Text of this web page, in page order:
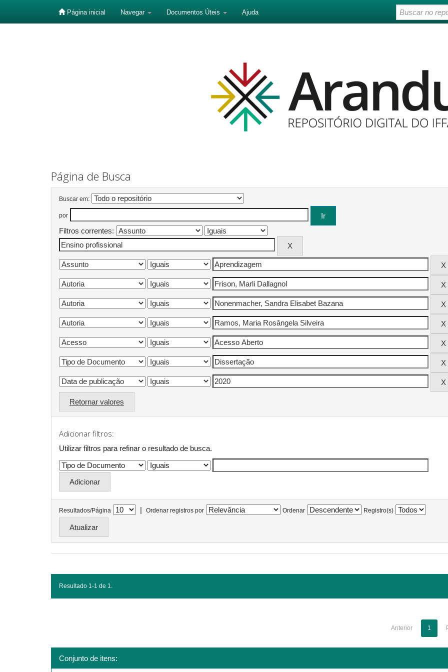
Página inicial Navegar Documentos Úteis Ajuda
Página de Busca
Buscar em:
por
Filtros correntes:
Retornar valores
Adicionar filtros:
Utilizar filtros para refinar o resultado de busca.
Resultados/Página | Ordenar registros por Ordenar Registro(s)
Resultado 1-1 de 1.
Anterior 1
Conjunto de itens: